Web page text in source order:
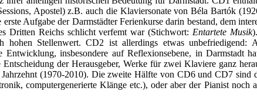
Apostel) z.B. auch die Klaviersonate von Béla Bartók
Aufgabe der Darmstädter Ferienkurse darin bestand, dem
Dritten Reichs schlicht verfemt war (Stichwort: Entartete Musik
hohen Stellenwert. CD2 ist allerdings etwas
Entwicklung, insbesondere auf Reflexionsebene, in
der Herausgeber, Werke für zwei Klaviere ganz
(1970-2010). Die zweite Hälfte von CD6 und CD7
computergenerierte Klänge etc.), oder aber der Pianist